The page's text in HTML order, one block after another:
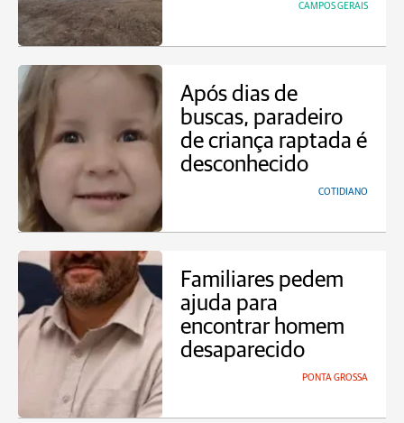
CAMPOS GERAIS
Após dias de
buscas, paradeiro
de criança raptada é
desconhecido
COTIDIANO
Familiares pedem
ajuda para
encontrar homem
desaparecido
PONTA GROSSA